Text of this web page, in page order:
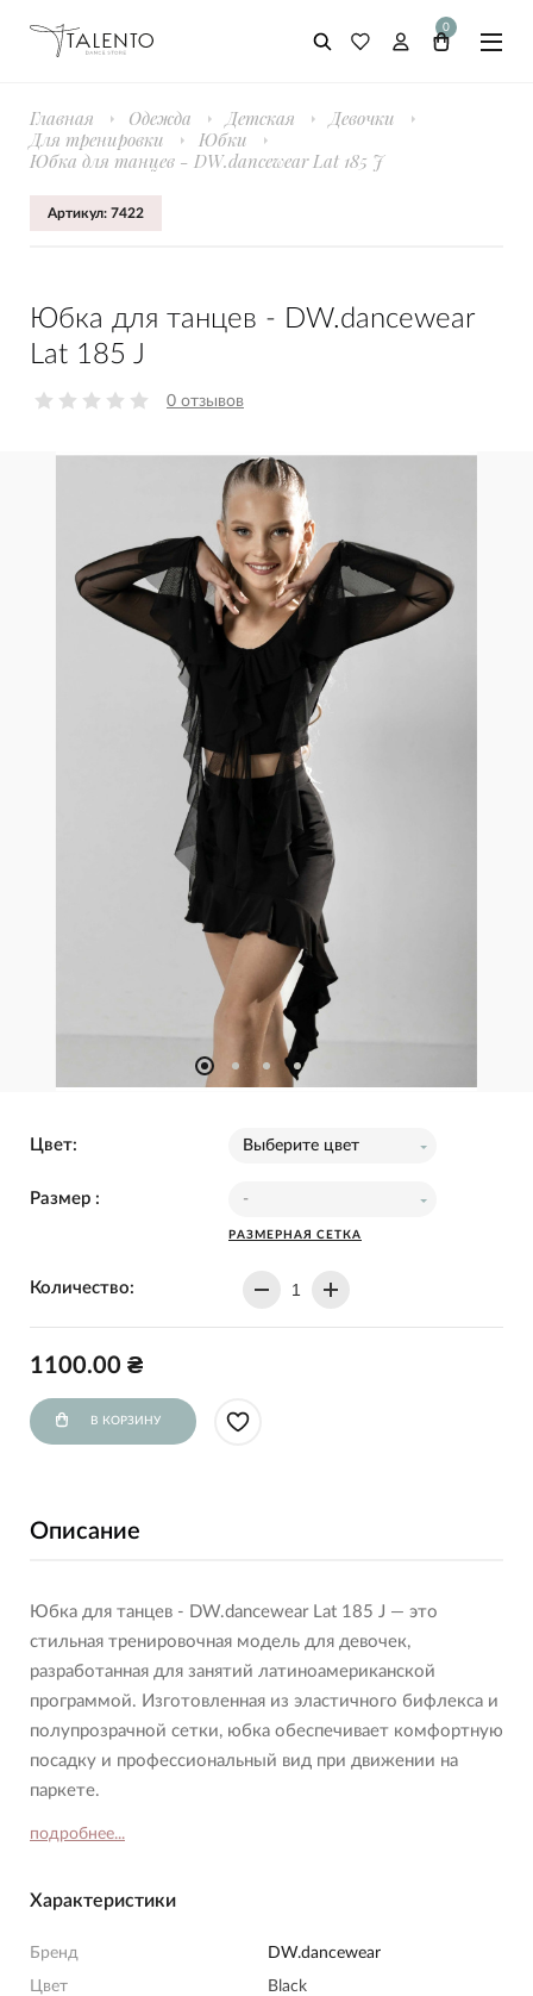
0
Главная Одежда Детская
Девочки
Для тренировки
Юбки
Юбка для танцев - DW.dancewear Lat 185 J
Артикул: 7422
Юбка для танцев - DW.dancewear
Lat 185 J
0 отзывов
Цвет: Выберите цвет
Размер : -
РАЗМЕРНАЯ СЕТКА
Количество:
1100.00 ₴
В КОРЗИНУ
Описание
Юбка для танцев - DW.dancewear Lat 185 J — это
стильная тренировочная модель для девочек,
разработанная для занятий латиноамериканской
программой. Изготовленная из эластичного бифлекса и
полупрозрачной сетки, юбка обеспечивает комфортную
посадку и профессиональный вид при движении на
паркете.
подробнее...
Характеристики
Бренд
DW.dancewear
Цвет
Black